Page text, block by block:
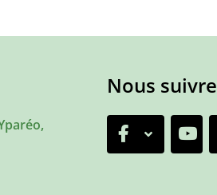
Nous suivre